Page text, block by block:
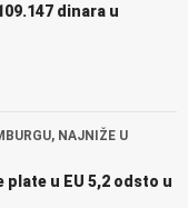
dinara u
NAJNIŽE U
u EU 5,2 odsto u